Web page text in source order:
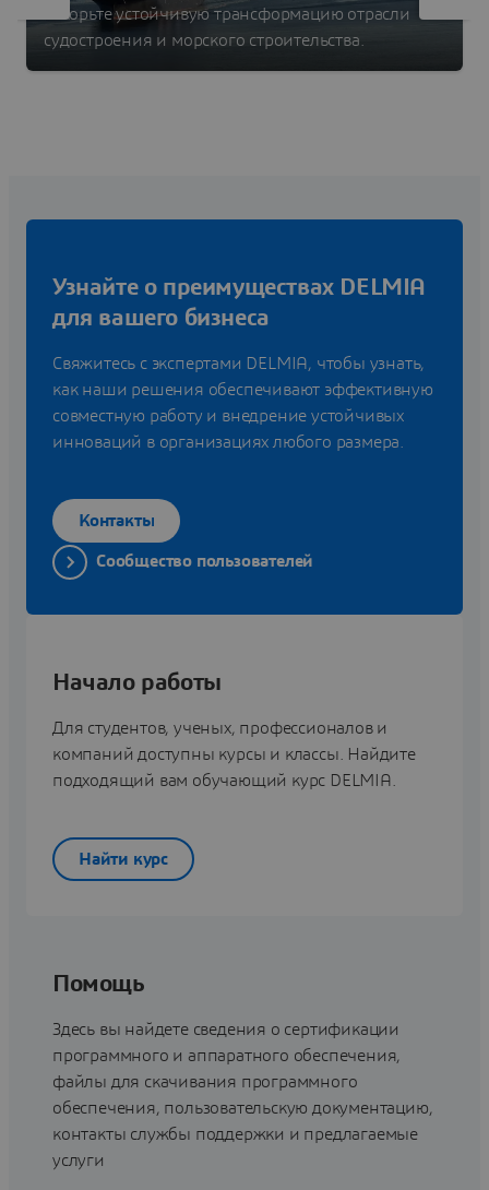
Ускорьте устойчивую трансформацию отрасли
судостроения и морского строительства.
Узнайте о преимуществах DELMIA
для вашего бизнеса
Свяжитесь с экспертами DELMIA, чтобы узнать,
как наши решения обеспечивают эффективную
совместную работу и внедрение устойчивых
инноваций в организациях любого размера.
Контакты
Сообщество пользователей
Начало работы
Для студентов, ученых, профессионалов и
компаний доступны курсы и классы. Найдите
подходящий вам обучающий курс DELMIA.
Найти курс
Помощь
Здесь вы найдете сведения о сертификации
программного и аппаратного обеспечения,
файлы для скачивания программного
обеспечения, пользовательскую документацию,
контакты службы поддержки и предлагаемые
услуги